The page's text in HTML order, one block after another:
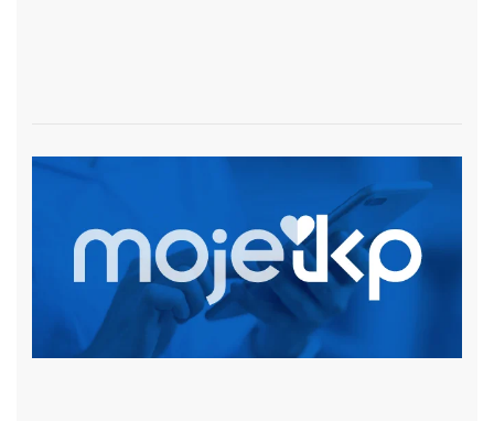
czytaj więcej